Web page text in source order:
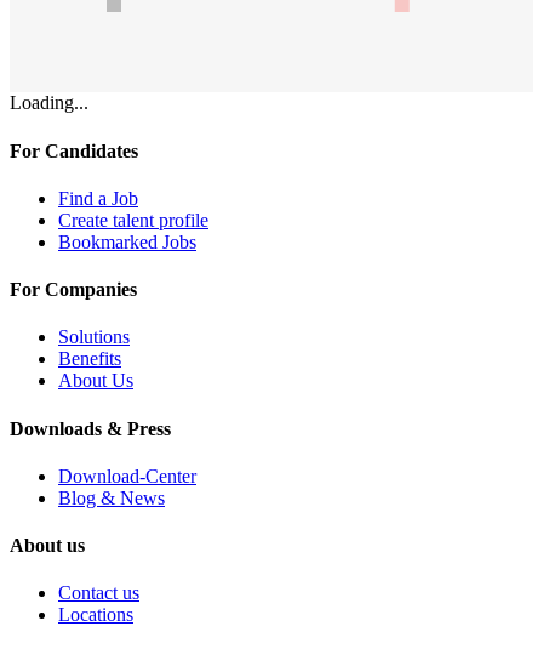
Loading...
For Candidates
Find a Job
Create talent profile
Bookmarked Jobs
For Companies
Solutions
Benefits
About Us
Downloads & Press
Download-Center
Blog & News
About us
Contact us
Locations